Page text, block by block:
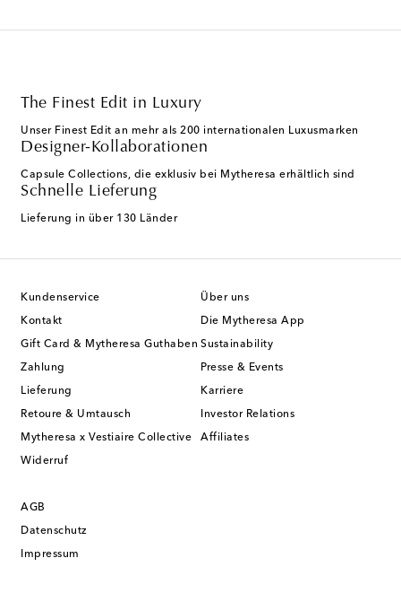
The Finest Edit in Luxury
Unser Finest Edit an mehr als 200 internationalen Luxusmarken
Designer-Kollaborationen
Capsule Collections, die exklusiv bei Mytheresa erhältlich sind
Schnelle Lieferung
Lieferung in über 130 Länder
Kundenservice
Kontakt
Gift Card & Mytheresa Guthaben
Zahlung
Lieferung
Retoure & Umtausch
Mytheresa x Vestiaire Collective
Widerruf
Über uns
Die Mytheresa App
Sustainability
Presse & Events
Karriere
Investor Relations
Affiliates
AGB
Datenschutz
Impressum